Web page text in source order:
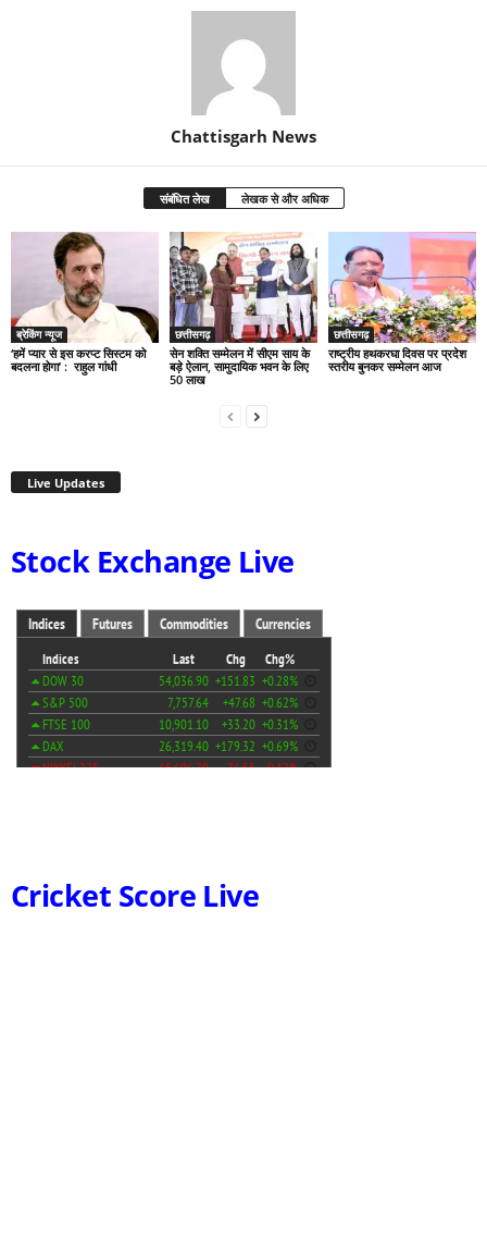
Chattisgarh News
संबंधित लेख लेखक से और अधिक
ब्रेकिंग न्यूज
‘हमें प्यार से इस करप्ट सिस्टम को
बदलना होगा’ : राहुल गांधी
छत्तीसगढ़
सेन शक्ति सम्मेलन में सीएम साय के
बड़े ऐलान, सामुदायिक भवन के लिए
50 लाख
छत्तीसगढ़
राष्ट्रीय हथकरघा दिवस पर प्रदेश
स्तरीय बुनकर सम्मेलन आज
Live Updates
Stock Exchange Live
Cricket Score Live